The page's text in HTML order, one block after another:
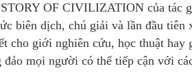
OF CIVILIZATION của tác
biên dịch, chú giải và lần đầu tiên
cho giới nghiên cứu, học thuật hay
mọi người có thể tiếp cận với